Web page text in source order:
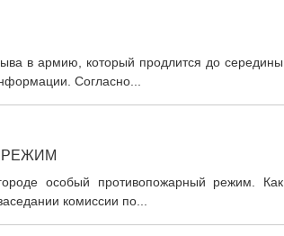
в армию, который продлится до середины
Согласно...
РЕЖИМ
особый противопожарный режим. Как
комиссии по...